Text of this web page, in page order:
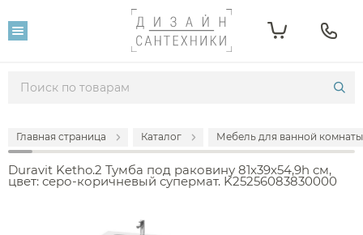
Главная страница Каталог Мебель для ванной комнаты
Duravit Ketho.2 Тумба под раковину 81x39x54,9h см,
цвет: серо-коричневый супермат. K25256083830000